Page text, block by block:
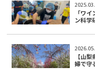
「ワ
ン科学
【山
婦で守